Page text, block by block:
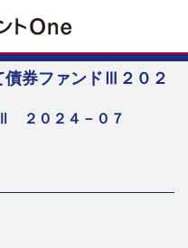
債券ファンドⅢ２０２
２０２４－０７